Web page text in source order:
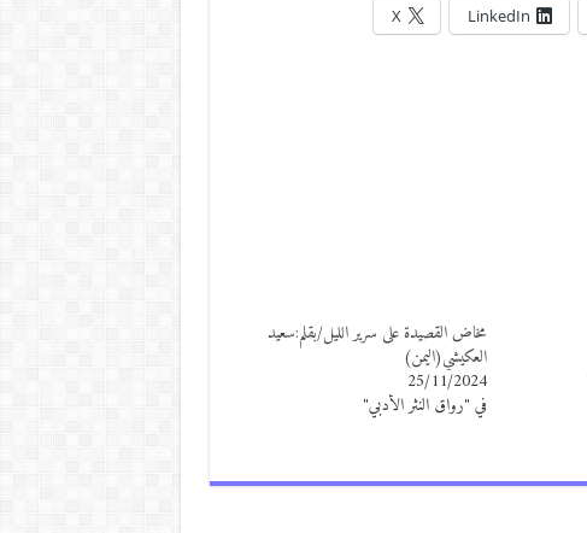
LinkedIn
X
مخاض القصيدة على سرير الليل/بقلم:سعيد
العكيشي(اليمن)
25/11/2024
في "رواق النثر الأدبي"